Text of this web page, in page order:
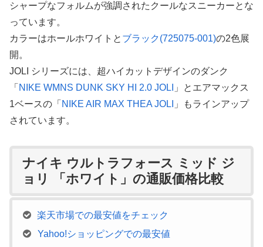
シャープなフォルムが強調されたクールなスニーカーとな
っています。
カラーはホールホワイトと ブラック(725075-001)の2色展
開。
JOLI シリーズには、超ハイカットデザインのダンク
「 NIKE WMNS DUNK SKY HI 2.0 JOLI
」とエアマックス
1ベースの「 NIKE AIR MAX THEA JOLI
」もラインアップ
されています。
ナイキ ウルトラフォース ミッド ジ
ョリ 「ホワイト」の通販価格比較
楽天市場での最安値をチェック
Yahoo!ショッピングでの最安値